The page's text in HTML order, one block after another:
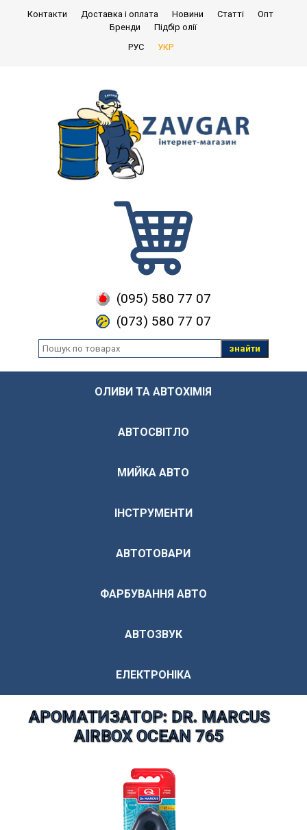
Контакти Доставка і оплата Новини Статті
Опт
Бренди
Підбір олії
РУС
УКР
(095) 580 77 07
(073) 580 77 07
знайти
ОЛИВИ ТА АВТОХІМІЯ
АВТОСВІТЛО
МИЙКА АВТО
ІНСТРУМЕНТИ
АВТОТОВАРИ
ФАРБУВАННЯ АВТО
АВТОЗВУК
ЕЛЕКТРОНІКА
АРОМАТИЗАТОР: DR. MARCUS
AIRBOX OCEAN 765